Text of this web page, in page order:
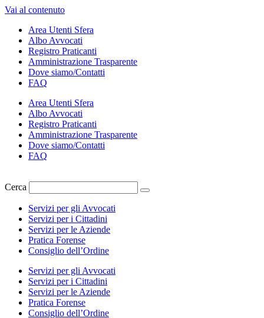
Vai al contenuto
Area Utenti Sfera
Albo Avvocati
Registro Praticanti
Amministrazione Trasparente
Dove siamo/Contatti
FAQ
Area Utenti Sfera
Albo Avvocati
Registro Praticanti
Amministrazione Trasparente
Dove siamo/Contatti
FAQ
Cerca
Servizi per gli Avvocati
Servizi per i Cittadini
Servizi per le Aziende
Pratica Forense
Consiglio dell’Ordine
Servizi per gli Avvocati
Servizi per i Cittadini
Servizi per le Aziende
Pratica Forense
Consiglio dell’Ordine